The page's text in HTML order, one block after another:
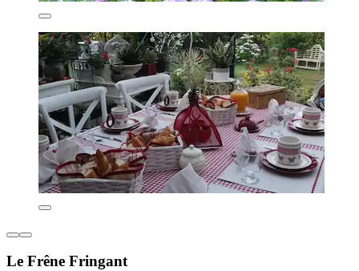
Le Frêne Fringant